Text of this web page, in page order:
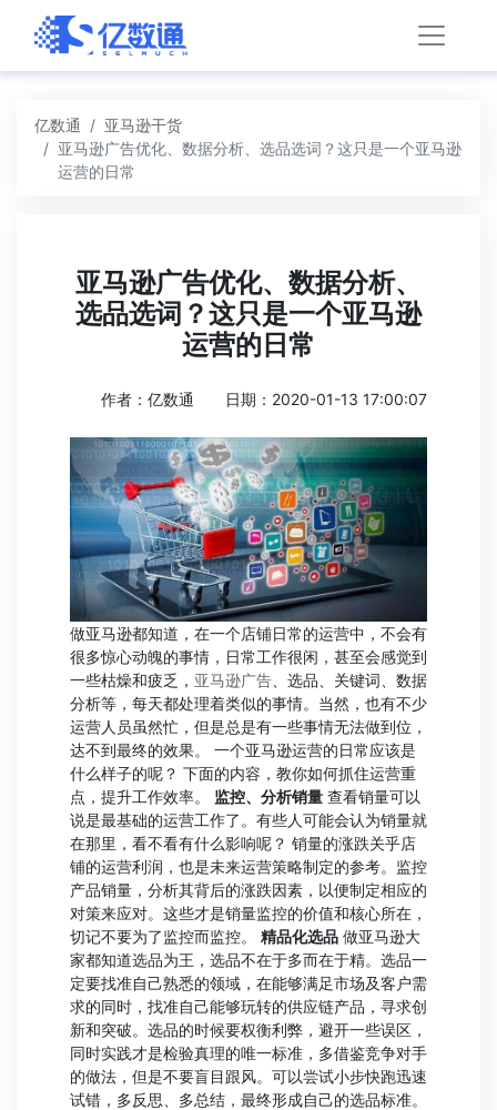
亿数通
亚马逊干货
亚马逊广告优化、数据分析、选品选词？这只是一个亚马逊
运营的日常
亚马逊广告优化、数据分析、
选品选词？这只是一个亚马逊
运营的日常
作者：亿数通 日期：2020-01-13 17:00:07
做亚马逊都知道，在一个店铺日常的运营中，不会有
很多惊心动魄的事情，日常工作很闲，甚至会感觉到
一些枯燥和疲乏， 亚马逊广告 、选品、关键词、数据
分析等，每天都处理着类似的事情。当然，也有不少
运营人员虽然忙，但是总是有一些事情无法做到位，
达不到最终的效果。 一个亚马逊运营的日常应该是
什么样子的呢？ 下面的内容，教你如何抓住运营重
点，提升工作效率。 监控、分析销量 查看销量可以
说是最基础的运营工作了。有些人可能会认为销量就
在那里，看不看有什么影响呢？ 销量的涨跌关乎店
铺的运营利润，也是未来运营策略制定的参考。监控
产品销量，分析其背后的涨跌因素，以便制定相应的
对策来应对。这些才是销量监控的价值和核心所在，
切记不要为了监控而监控。 精品化选品 做亚马逊大
家都知道选品为王，选品不在于多而在于精。选品一
定要找准自己熟悉的领域，在能够满足市场及客户需
求的同时，找准自己能够玩转的供应链产品，寻求创
新和突破。选品的时候要权衡利弊，避开一些误区，
同时实践才是检验真理的唯一标准，多借鉴竞争对手
的做法，但是不要盲目跟风。可以尝试小步快跑迅速
试错，多反思、多总结，最终形成自己的选品标准。